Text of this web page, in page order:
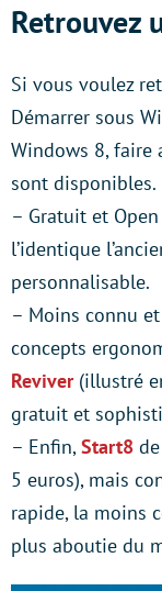
Retrouvez
Si vous voulez
Démarrer sous
Windows 8, faire
sont disponibles.
– Gratuit et
l’identique
personnalisable.
– Moins connu
concepts
Reviver(illustré
gratuit et
– Enfin,Start8
5 euros), mais
rapide, la moins
plus aboutie du